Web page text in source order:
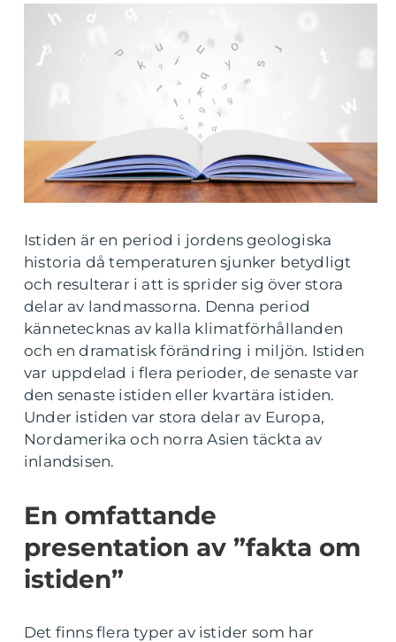
Istiden är en period i jordens geologiska
historia då temperaturen sjunker betydligt
och resulterar i att is sprider sig över stora
delar av landmassorna. Denna period
kännetecknas av kalla klimatförhållanden
och en dramatisk förändring i miljön. Istiden
var uppdelad i flera perioder, de senaste var
den senaste istiden eller kvartära istiden.
Under istiden var stora delar av Europa,
Nordamerika och norra Asien täckta av
inlandsisen.
En omfattande
presentation av ”fakta om
istiden”
Det finns flera typer av istider som har